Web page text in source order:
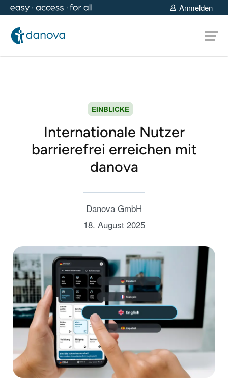
Anmelden
EINBLICKE
Internationale Nutzer
barrierefrei erreichen mit
danova
Danova GmbH
18. August 2025